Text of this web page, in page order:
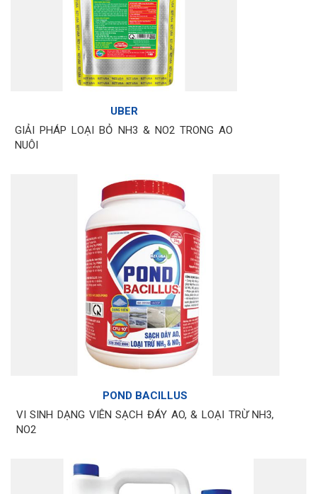
UBER
GIẢI PHÁP LOẠI BỎ NH3 & NO2 TRONG AO
NUÔI
POND BACILLUS
VI SINH DẠNG VIÊN SẠCH ĐÁY AO, & LOẠI TRỪ NH3,
NO2